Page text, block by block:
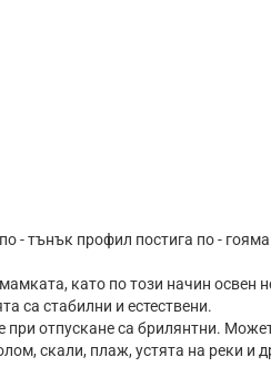
- тънък профил постига по -
като по този начин освен
са стабилни и естествени.
отпускане са брилянтни.
скали, плаж, устята на реки и